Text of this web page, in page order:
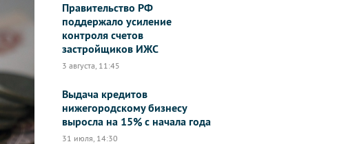
Правительство РФ
поддержало усиление
контроля счетов
застройщиков ИЖС
3 августа, 11:45
Выдача кредитов
нижегородскому бизнесу
выросла на 15% с начала года
31 июля, 14:30